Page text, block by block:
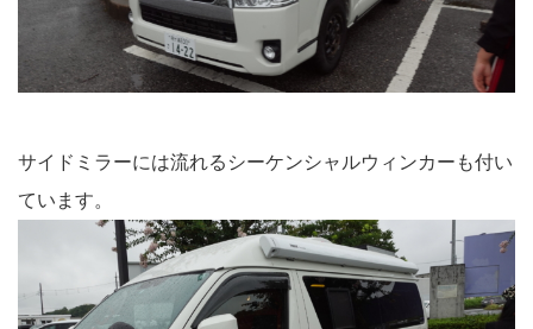
サイドミラーには流れるシーケンシャルウィンカーも付い
ています。